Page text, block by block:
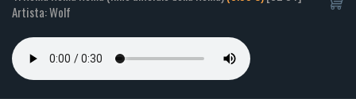
Artista: Wolf